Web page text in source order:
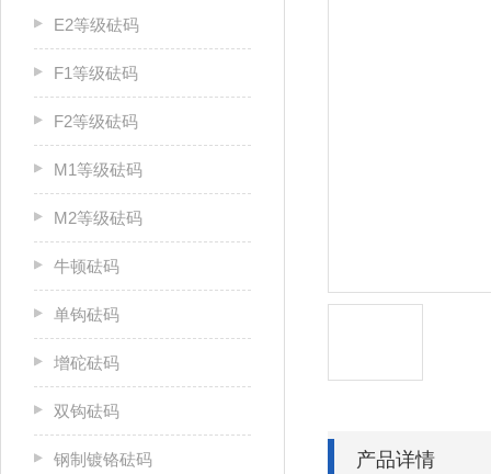
E2等级砝码
F1等级砝码
F2等级砝码
M1等级砝码
M2等级砝码
牛顿砝码
单钩砝码
增砣砝码
双钩砝码
钢制镀铬砝码 产品详情